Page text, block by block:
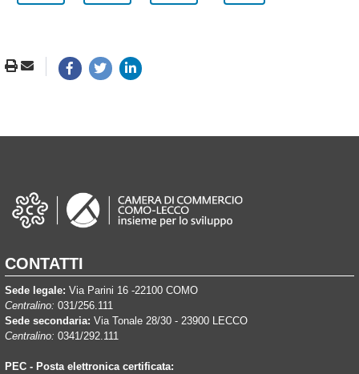
CONTATTI
Sede legale: Via Parini 16 -22100 COMO
Centralino: 031/256.111
Sede secondaria: Via Tonale 28/30 - 23900 LECCO
Centralino: 0341/292.111
PEC - Posta elettronica certificata: